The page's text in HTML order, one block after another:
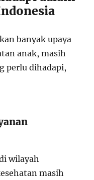
banyak upaya
anak, masih
perlu dihadapi,
wilayah
masih